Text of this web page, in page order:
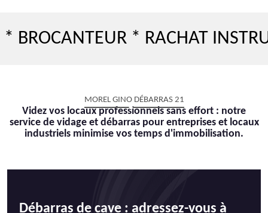
* RACHAT
MOREL GINO DÉBARRAS 21
Videz vos locaux professionnels sans effort : notre
service de vidage et débarras pour entreprises et locaux
industriels minimise vos temps d'immobilisation.
Débarras de cave : adressez-vous à